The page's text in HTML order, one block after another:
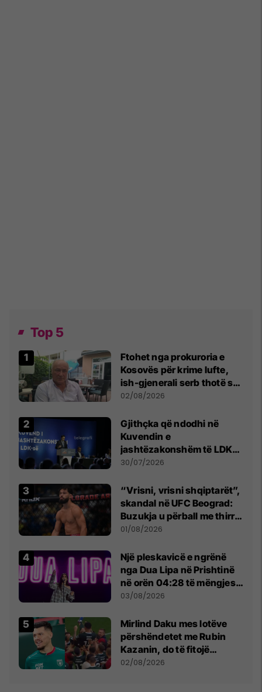
Top 5
Ftohet nga prokuroria e
Kosovës për krime lufte,
ish-gjenerali serb thotë se
dikush e tradhtoi në
02/08/2026
Gjithçka që ndodhi në
Kuvendin e
jashtëzakonshëm të LDK-
së
30/07/2026
“Vrisni, vrisni shqiptarët”,
skandal në UFC Beograd:
Buzukja u përball me thirrje
anti-shqiptare nga
01/08/2026
Një pleskavicë e ngrënë
nga Dua Lipa në Prishtinë
në orën 04:28 të mëngjesit
- dhe bota digjitale serbe
03/08/2026
Mirlind Daku mes lotëve
përshëndetet me Rubin
Kazanin, do të fitojë
miliona te Spartak Moska
02/08/2026